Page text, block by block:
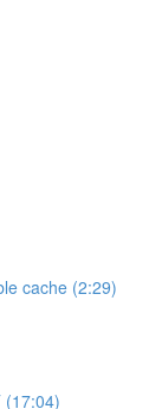
cache (2:29)
(17:04)